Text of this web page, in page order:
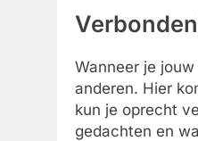
Wanneer je jouw
anderen. Hier
kun je oprecht
gedachten en